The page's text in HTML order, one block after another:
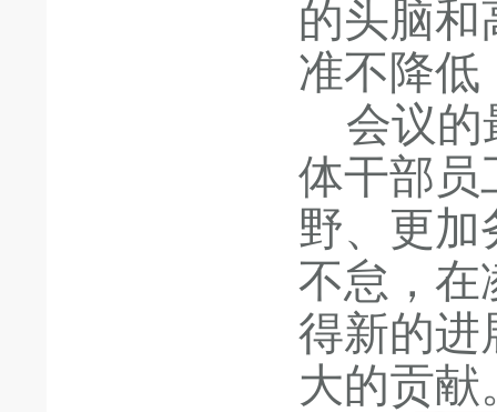
的头脑和
准不降低
会议的
体干部员
野、更加
不怠，在
得新的进
大的贡献